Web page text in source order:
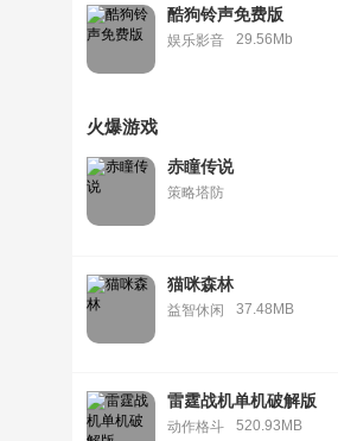
酷狗铃声免费版
娱乐影音 29.56Mb
火爆游戏
赤瞳传说
策略塔防
猫咪森林
益智休闲 37.48MB
雷霆战机单机破解版
动作格斗 520.93MB